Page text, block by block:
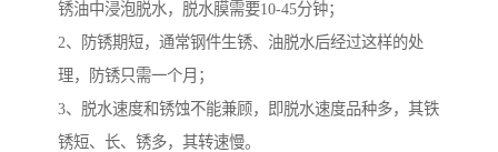
锈油中浸泡脱水，脱水膜需要10-45分钟；
2、防锈期短，通常钢件生锈、油脱水后经过这样的处
理，防锈只需一个月；
3、脱水速度和锈蚀不能兼顾，即脱水速度品种多，其铁
锈短、长、锈多，其转速慢。